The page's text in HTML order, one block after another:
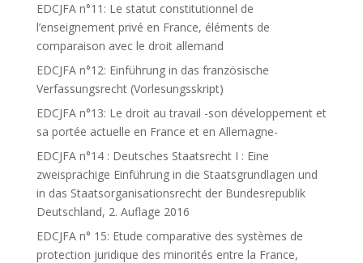
EDCJFA n°11: Le statut constitutionnel de
l’enseignement privé en France, éléments de
comparaison avec le droit allemand
EDCJFA n°12: Einführung in das französische
Verfassungsrecht (Vorlesungsskript)
EDCJFA n°13: Le droit au travail -son développement et
sa portée actuelle en France et en Allemagne-
EDCJFA n°14 : Deutsches Staatsrecht I : Eine
zweisprachige Einführung in die Staatsgrundlagen und
in das Staatsorganisationsrecht der Bundesrepublik
Deutschland, 2. Auflage 2016
EDCJFA n° 15: Etude comparative des systèmes de
protection juridique des minorités entre la France,